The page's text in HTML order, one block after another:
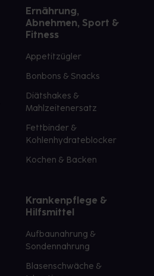
Ernährung,
Abnehmen, Sport &
Fitness
Appetitzügler
Bonbons & Snacks
Diätshakes &
Mahlzeitenersatz
Fettbinder &
Kohlenhydrateblocker
Kochen & Backen
Krankenpflege &
Hilfsmittel
Aufbaunahrung &
Sondennahrung
Blasenschwäche &